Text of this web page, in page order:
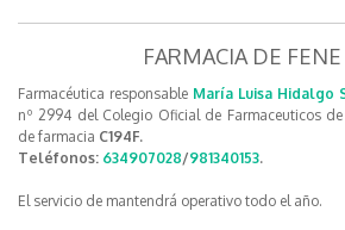
FARMACIA DE FENE
Farmacéutica responsable María Luisa Hidalgo
nº 2994 del Colegio Oficial de Farmaceuticos
de farmacia C194F.
Teléfonos: 634907028/981340153.
El servicio de mantendrá operativo todo el año.